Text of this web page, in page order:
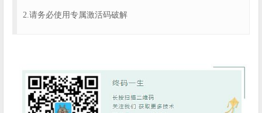
2.请务必使用专属激活码破解